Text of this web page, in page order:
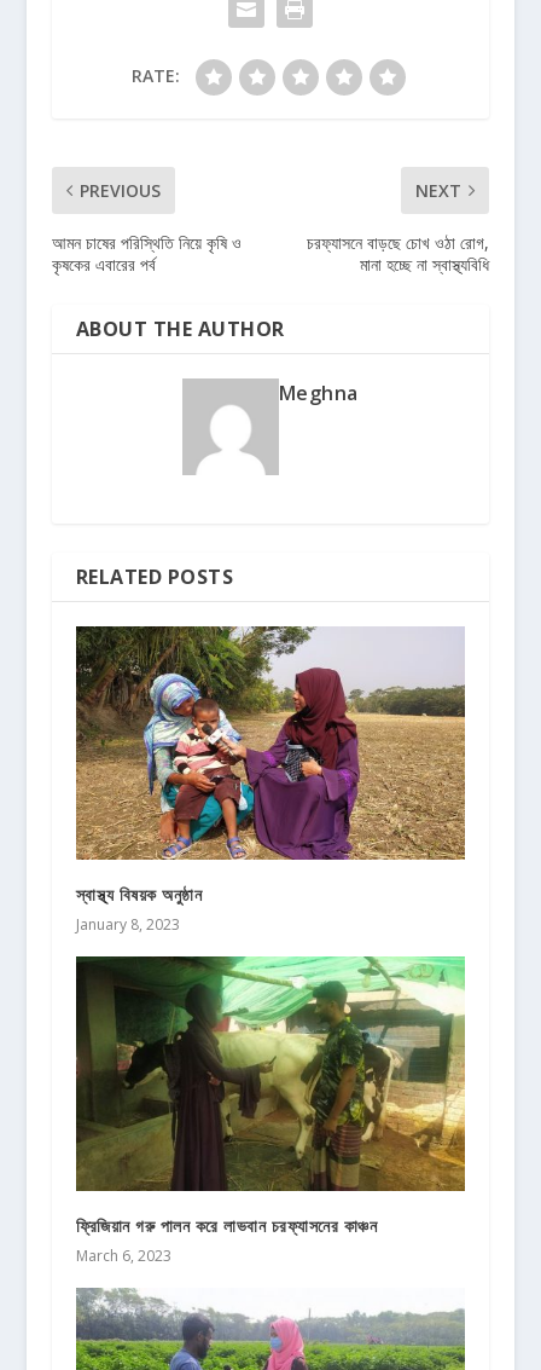
RATE:
PREVIOUS
আমন চাষের পরিস্থিতি নিয়ে কৃষি ও
কৃষকের এবারের পর্ব
NEXT
চরফ্যাসনে বাড়ছে চোখ ওঠা রোগ,
মানা হচ্ছে না স্বাস্থ্যবিধি
ABOUT THE AUTHOR
Meghna
RELATED POSTS
স্বাস্থ্য বিষয়ক অনুষ্ঠান
January 8, 2023
ফ্রিজিয়ান গরু পালন করে লাভবান চরফ্যাসনের কাঞ্চন
March 6, 2023